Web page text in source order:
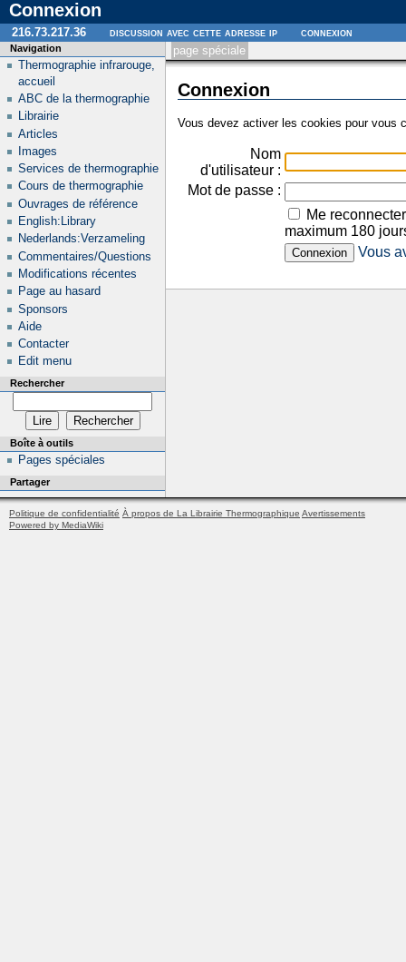
Connexion
page spéciale
Connexion
Vous devez activer les cookies pour vous
Nom
d'utilisateur :
Mot de passe :
Me
maximum 180
Vous
Navigation
Thermographie infrarouge,
accueil
ABC de la thermographie
Librairie
Articles
Images
Services de thermographie
Cours de thermographie
Ouvrages de référence
English:Library
Nederlands:Verzameling
Commentaires/Questions
Modifications récentes
Page au hasard
Sponsors
Aide
Contacter
Edit menu
Rechercher
Boîte à outils
Pages spéciales
Partager
216.73.217.36 discussion avec cette adresse ip connexion
Politique de confidentialité À propos de La Librairie Thermographique Avertissements
Powered by MediaWiki